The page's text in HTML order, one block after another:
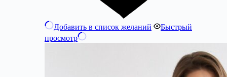
Добавить в список желаний
Быстрый
просмотр